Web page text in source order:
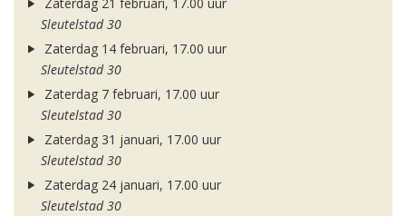
Zaterdag 21 februari, 17.00 uur
Sleutelstad 30
Zaterdag 14 februari, 17.00 uur
Sleutelstad 30
Zaterdag 7 februari, 17.00 uur
Sleutelstad 30
Zaterdag 31 januari, 17.00 uur
Sleutelstad 30
Zaterdag 24 januari, 17.00 uur
Sleutelstad 30